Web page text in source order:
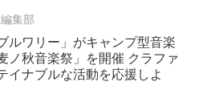
集部
ルワリー」がキャンプ型音楽
ノ秋音楽祭」を開催 クラファ
イナブルな活動を応援しよ